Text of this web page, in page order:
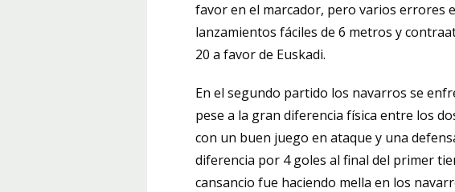
favor en el marcador, pero varios errores
lanzamientos fáciles de 6 metros y
20 a favor de Euskadi.
En el segundo partido los navarros se
pese a la gran diferencia física entre los
con un buen juego en ataque y una
diferencia por 4 goles al final del primer
cansancio fue haciendo mella en los